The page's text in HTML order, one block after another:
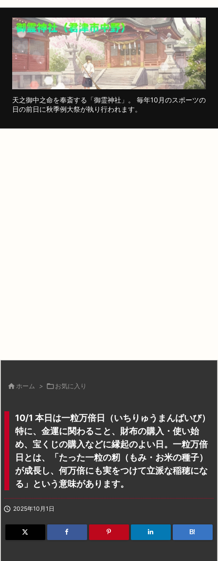
天之御中之命を奉斎する「御霊神社」。 毎年10月のスポーツの
日の前日に秋季例大祭が執り行われます。
 ホーム > お気に入り
10/1 本日は一粒万倍日（いちりゅうまんばいび）
特に、金運に関わること、財布の購入・使い始
め、宝くじの購入などに縁起のよい日。一粒万倍
日とは、「たった一粒の籾（もみ・お米の種子）
が成長し、何万倍にも実をつけて立派な稲穂にな
る」という意味があります。
 2025年10月1日
B!